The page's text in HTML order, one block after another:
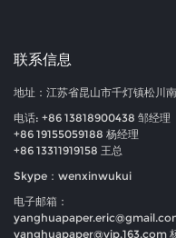
联系信息
地址：江苏省昆山市千灯镇松川
电话: +86 13818900438 邹经理
+86 19155059188 杨经理
+86 13311919158 王总
Skype：wenxinwukui
电子邮箱：
yanghuapaper@vip.163.com